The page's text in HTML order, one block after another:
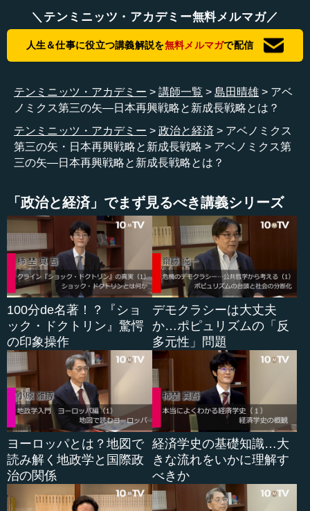
●日本再興戦略（１）日本産業再興プラン～経済の新
陳代謝を早める
長戦略かというと、これには「日本再興戦略」という名前
が付いているのですが、ざっと見て三つのアクションプラ
その一つが、「日本産業再興プラン」といいます。これ
は一言で言えば、経済の新陳代謝を早めるというもので、
ついて言うと、日本には「ゾンビ企業」がたくさんありま
す。民主党の場合には、なるべく事を荒立てないように、
軟着陸というか、いろいろな補助を出していたと思います
が、安倍さんはそれをざくっと削って、もっと成長志向、
未来志向のところへ資金を動かすという考えです。
労働については、もっと決定的に違います。民主党は雇
用保障ということを非常に重視していました。雇用調整給
付金という制度がありますが、例えば、生産が１０パーセ
ント落ちたとすると、１０００人雇っている企業は、１０
０人解雇しなければいけません。ですが、「そういった場
合、解雇しないでください」というのが民主党の方針でし
た。「労働省に申し出れば、審査の結果、中小企業なら賃
金の３分の２まで補てんします。大企業でも半分補てんし
ます」ということを、民主党はたくさんやりました。何千
億円もこの雇用調整給付金に使ったのです。
これを安倍さんは１０分の１ぐらいに削っています。
「保障はしない。その代わり、次の未来型産業の方に移動
してください」という方針です。これは新陳代謝ですね。
＼テンミニッツ・アカデミー無料メルマガ／
人生＆仕事に役立つ講義解説を無料メルマガで配信
テンミニッツ・アカデミー 講師一覧 島田晴雄
アベ
ノミクス第三の矢―日本再興戦略と新成長戦略とは？
テンミニッツ・アカデミー
政治と経済
アベノミクス
第三の矢・日本再興戦略と新成長戦略
アベノミクス第
三の矢―日本再興戦略と新成長戦略とは？
「政治と経済」でまず見るべき講義シリーズ
100分de名著！？『ショ
ック・ドクトリン』驚愕
の印象操作
デモクラシーは大丈夫
か…ポピュリズムの「反
多元性」問題
ヨーロッパとは？地図で
読み解く地政学と国際政
治の関係
経済学史の基礎知識…大
きな流れをいかに理解す
べきか